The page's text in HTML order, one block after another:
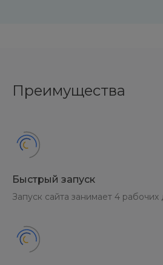
Преимущества
Быстрый запуск
Запуск сайта занимает 4 рабочих